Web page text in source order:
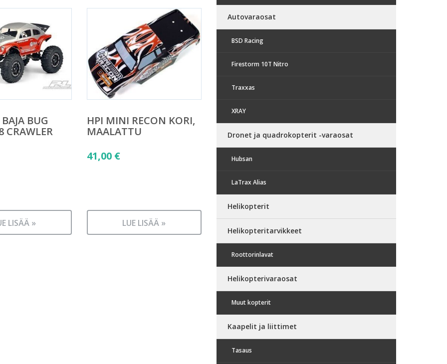
BUG
CRAWLER
LISÄÄ »
HPI MINI RECON KORI,
MAALATTU
41,00 €
LUE LISÄÄ »
Autovaraosat
BSD Racing
Firestorm 10T Nitro
Traxxas
XRAY
Dronet ja quadrokopterit -varaosat
Hubsan
LaTrax Alias
Helikopterit
Helikopteritarvikkeet
Roottorinlavat
Helikopterivaraosat
Muut kopterit
Kaapelit ja liittimet
Tasaus